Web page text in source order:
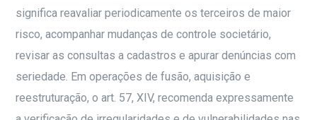
significa reavaliar periodicamente os terceiros de maior
risco, acompanhar mudanças de controle societário,
revisar as consultas a cadastros e apurar denúncias com
seriedade. Em operações de fusão, aquisição e
reestruturação, o art. 57, XIV, recomenda expressamente